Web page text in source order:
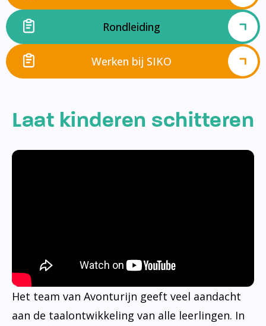
Rondleiding
Werken bij SIKO
Laat kinderen schitteren
Het team van Avonturijn geeft veel aandacht
aan de taalontwikkeling van alle leerlingen. In